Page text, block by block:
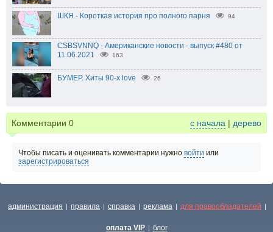
ШКЯ - Короткая история про полного парня 94
CSBSVNNQ - Американские новости - выпуск #480 от
11.06.2021
163
БУМЕР. Хиты 90-х love 26
Комментарии 0 с начала | дерево
Чтобы писать и оценивать комментарии нужно войти или
зарегистрироваться
администрация | правила | справка | реклама | для правообладателей |
оплата VIP | блог